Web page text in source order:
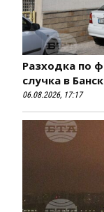
Разходка по
случка в
06.08.2026, 17:17